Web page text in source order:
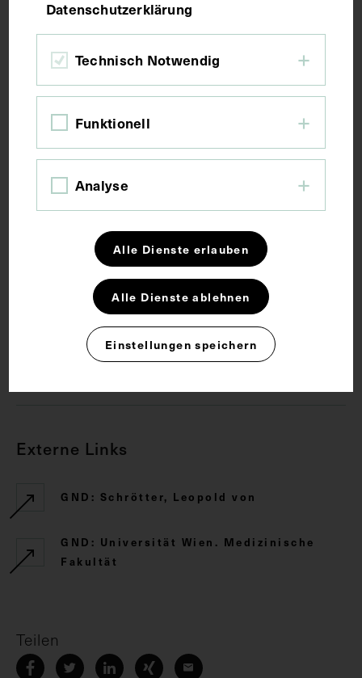
Bildmaß inkl. Untergrund 31,5 x 22,1 cm
Kurzbeschreibung
Fotograf:in unbekannt.
Schlagwörter
Laryngologie Sozialmedizin
Externe Links
GND: Schrötter, Leopold von
GND: Universität Wien. Medizinische
Fakultät
Teilen
Datenschutzerklärung
Technisch Notwendig
Funktionell
Analyse
Alle Dienste erlauben
Alle Dienste ablehnen
Einstellungen speichern